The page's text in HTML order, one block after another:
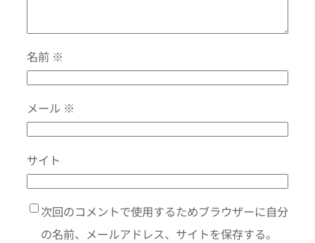
名前 ※
メール ※
サイト
次回のコメントで使用するためブラウザーに自分
の名前、メールアドレス、サイトを保存する。